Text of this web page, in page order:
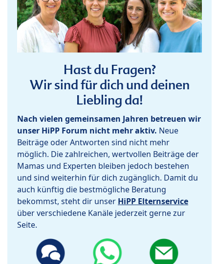
Hast du Fragen?
Wir sind für dich und deinen
Liebling da!
Nach vielen gemeinsamen Jahren betreuen wir
unser HiPP Forum nicht mehr aktiv. Neue
Beiträge oder Antworten sind nicht mehr
möglich. Die zahlreichen, wertvollen Beiträge der
Mamas und Experten bleiben jedoch bestehen
und sind weiterhin für dich zugänglich. Damit du
auch künftig die bestmögliche Beratung
bekommst, steht dir unser HiPP Elternservice
über verschiedene Kanäle jederzeit gerne zur
Seite.